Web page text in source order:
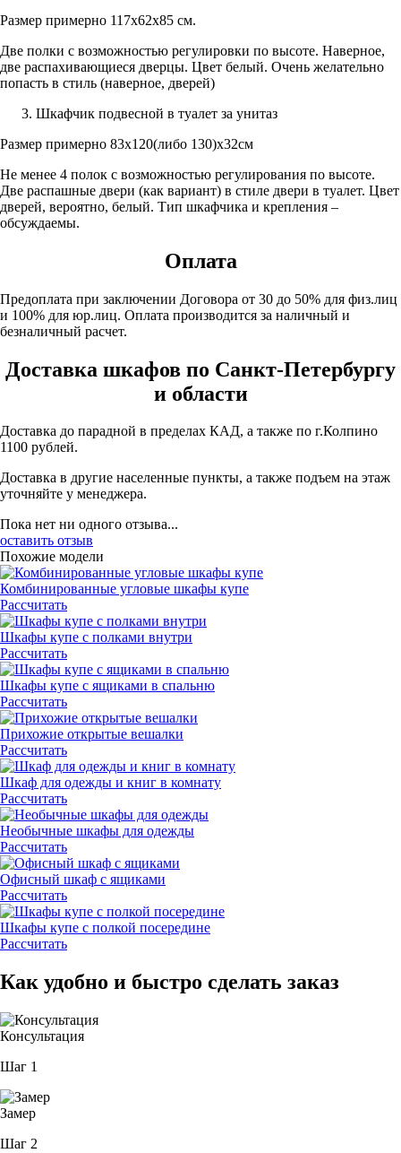
Размер примерно 117х62х85 см.
Две полки с возможностью регулировки по высоте. Наверное,
две распахивающиеся дверцы. Цвет белый. Очень желательно
попасть в стиль (наверное, дверей)
Шкафчик подвесной в туалет за унитаз
Размер примерно 83х120(либо 130)х32см
Не менее 4 полок с возможностью регулирования по высоте.
Две распашные двери (как вариант) в стиле двери в туалет. Цвет
дверей, вероятно, белый. Тип шкафчика и крепления –
обсуждаемы.
Оплата
Предоплата при заключении Договора от 30 до 50% для физ.лиц
и 100% для юр.лиц. Оплата производится за наличный и
безналичный расчет.
Доставка шкафов по Санкт-Петербургу
и области
Доставка до парадной в пределах КАД, а также по г.Колпино
1100 рублей.
Доставка в другие населенные пункты, а также подъем на этаж
уточняйте у менеджера.
Пока нет ни одного отзыва...
оставить отзыв
Похожие модели
Комбинированные угловые шкафы купе
Рассчитать
Шкафы купе с полками внутри
Рассчитать
Шкафы купе с ящиками в спальню
Рассчитать
Прихожие открытые вешалки
Рассчитать
Шкаф для одежды и книг в комнату
Рассчитать
Необычные шкафы для одежды
Рассчитать
Офисный шкаф с ящиками
Рассчитать
Шкафы купе с полкой посередине
Рассчитать
Как удобно и быстро сделать заказ
Консультация
Шаг 1
Замер
Шаг 2